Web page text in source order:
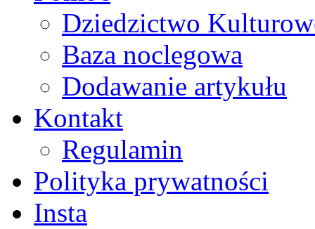
Dziedzictwo
Baza noclegowa
Dodawanie artykułu
Kontakt
Regulamin
Polityka prywatności
Insta